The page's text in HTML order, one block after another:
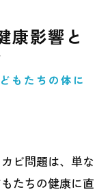
康影響と
もたちの体に
ビ問題は、単な
たちの健康に直